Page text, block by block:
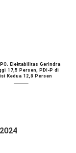
Elektabilitas Gerindra
17,5 Persen, PDI-P di
Kedua 12,8 Persen